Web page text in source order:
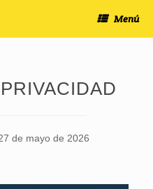
Menú
de mayo de 2026